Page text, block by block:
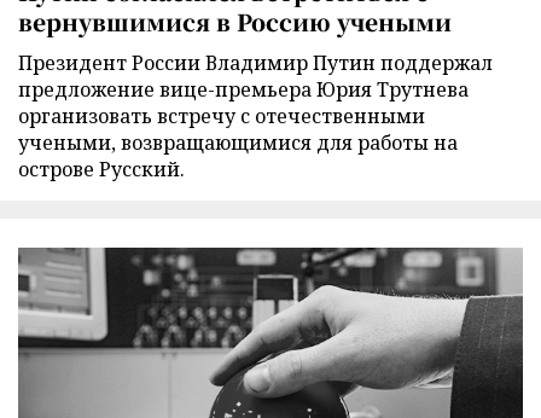
вернувшимися в Россию учеными
Президент России Владимир Путин поддержал
предложение вице-премьера Юрия Трутнева
организовать встречу с отечественными
учеными, возвращающимися для работы на
острове Русский.